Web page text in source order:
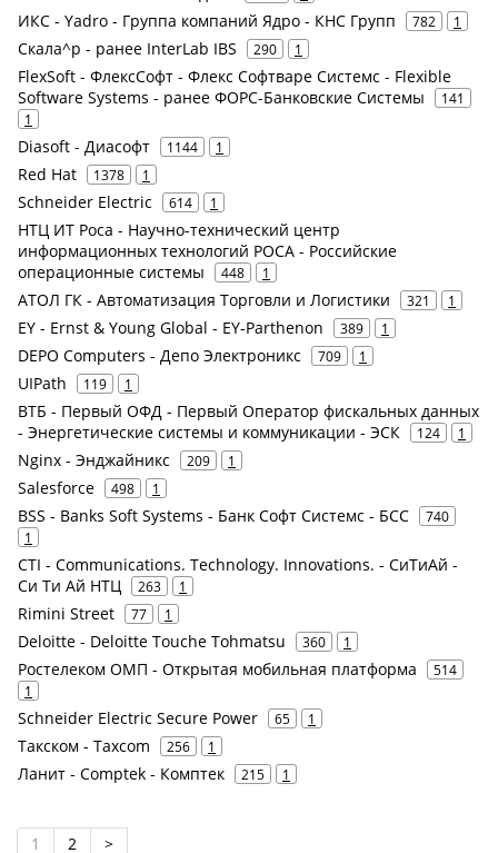
ИКС - Yadro - Группа компаний Ядро - КНС Групп 782 1
Скала^р - ранее InterLab IBS 290 1
FlexSoft - ФлексСофт - Флекс Софтваре Системс - Flexible
Software Systems - ранее ФОРС-Банковские Системы
141
1
Diasoft - Диасофт 1144 1
Red Hat 1378 1
Schneider Electric 614 1
НТЦ ИТ Роса - Научно-технический центр
информационных технологий РОСА - Российские
операционные системы
448 1
АТОЛ ГК - Автоматизация Торговли и Логистики 321 1
EY - Ernst & Young Global - EY-Parthenon 389 1
DEPO Computers - Депо Электроникс 709 1
UIPath 119 1
ВТБ - Первый ОФД - Первый Оператор фискальных данных
- Энергетические системы и коммуникации - ЭСК
124 1
Nginx - Энджайникс 209 1
Salesforce 498 1
BSS - Banks Soft Systems - Банк Софт Системс - БСС
740
1
CTI - Communications. Technology. Innovations. - СиТиАй -
Си Ти Ай НТЦ
263 1
Rimini Street 77 1
Deloitte - Deloitte Touche Tohmatsu 360 1
Ростелеком ОМП - Открытая мобильная платформа
514
1
Schneider Electric Secure Power 65 1
Такском - Taxcom 256 1
Ланит - Comptek - Комптек 215 1
1 2 >